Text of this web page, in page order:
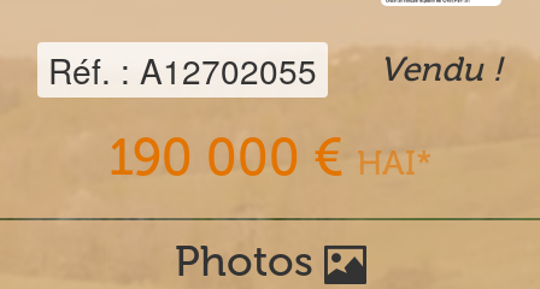
Réf. : A12702055 Vendu !
190 000 € HAI*
Photos